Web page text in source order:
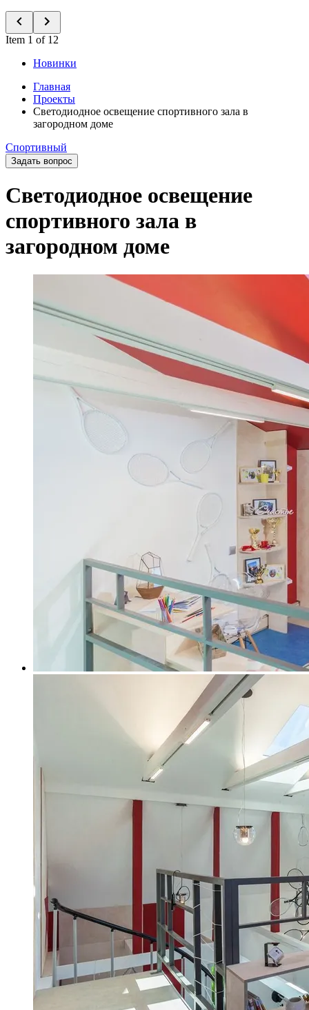
Item 1 of 12
Новинки
Главная
Проекты
Светодиодное освещение спортивного зала в
загородном доме
Спортивный
Задать вопрос
Светодиодное освещение
спортивного зала в
загородном доме